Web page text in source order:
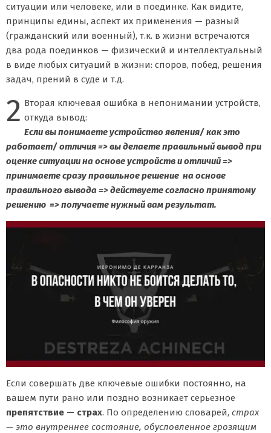
ситуации или человеке, или в поединке. Как видите,
принципы едины, аспект их применения — разный
(гражданский или военный), т.к. в жизни встречаются
два рода поединков — физический и интеллектуальный
в виде любых ситуаций в жизни: споров, побед, решения
задач, прений в суде и т.д.
2 Вторая ключевая ошибка в непонимании устройств,
откуда вывод:
Если вы понимаете устройство явления/ как это
работает/ отличия => вы делаете правильный вывод при
оценке ситуации на основе устройств и отличий =>
принимаете сразу правильное решение на основе
правильного вывода => действуете согласно принятому
решению => получаете нужный вам результат.
Если совершать две ключевые ошибки постоянно, на
вашем пути рано или поздно возникает серьезное
препятствие — страх. По определению словарей, страх
— это внутреннее состояние, обусловленное грозящим